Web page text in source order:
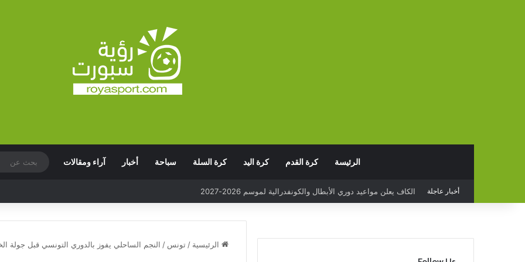
الرئيسة كرة القدم كرة اليد كرة السلة سباحة أخبار آراء ومقالات
أخبار عاجلة البدع يخسر أمام قيصري سبور التركي وديا
الرئيسية / تونس / النجم الساحلي يفوز بالدوري التونسي قبل جولة